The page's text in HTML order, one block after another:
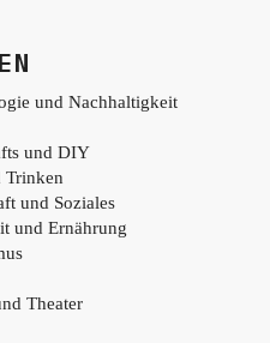
und Nachhaltigkeit
und DIY
Trinken
und Soziales
und Ernährung
Theater